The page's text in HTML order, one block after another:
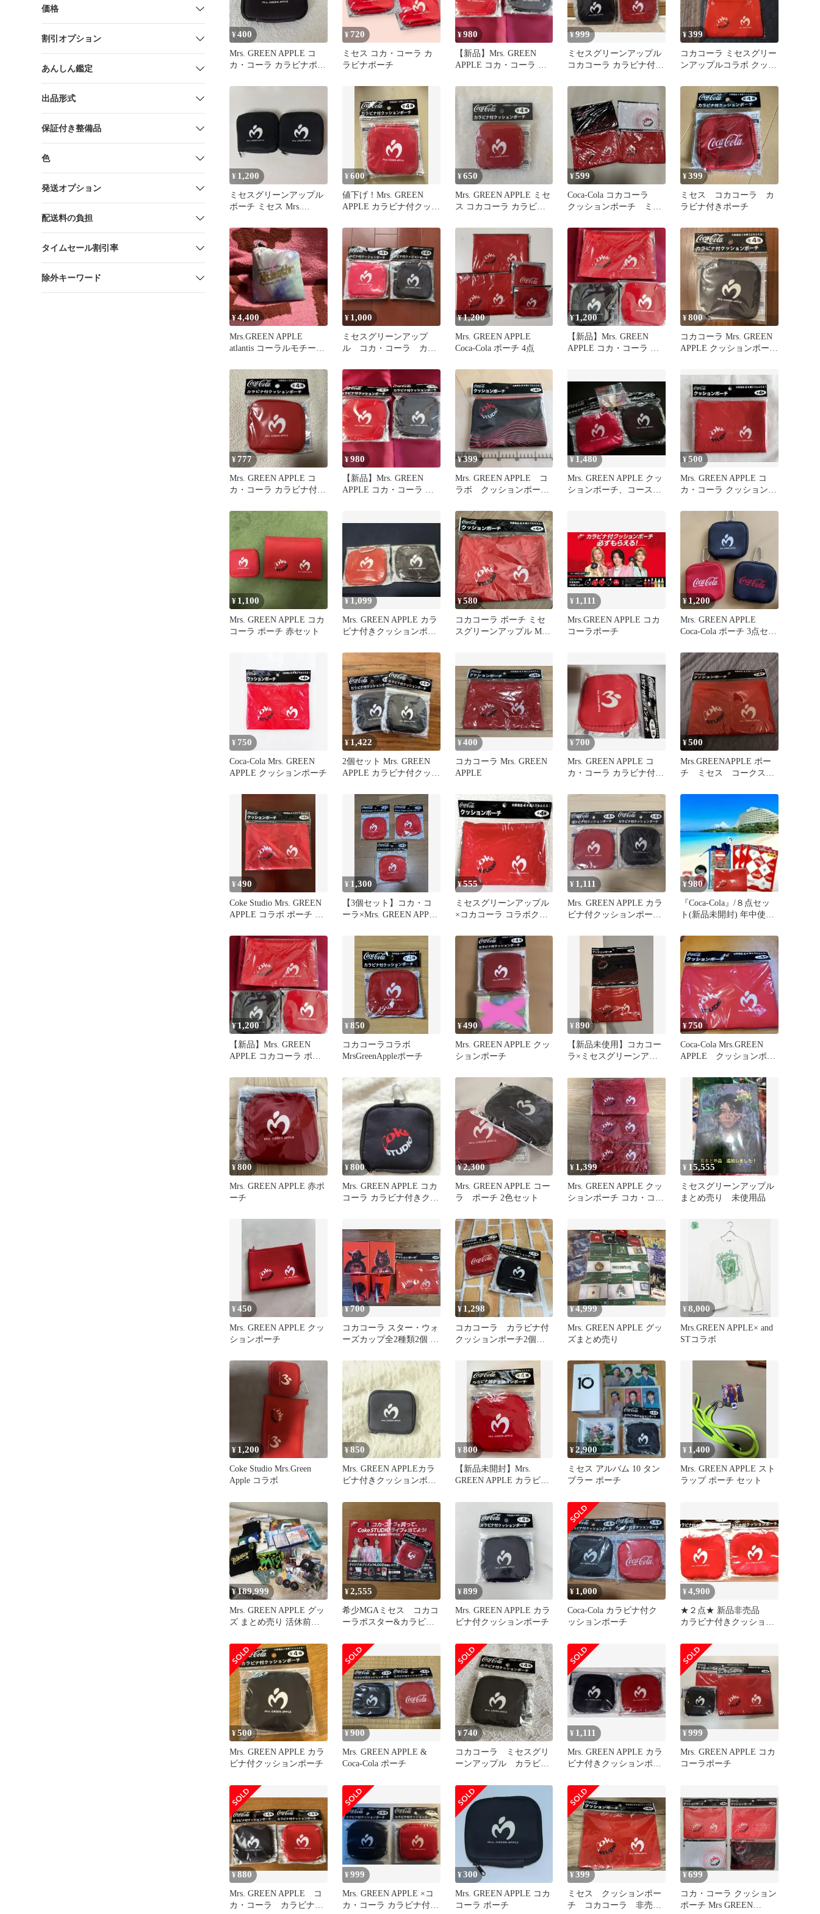
価格
割引オプション
あんしん鑑定
出品形式
保証付き整備品
色
発送オプション
配送料の負担
タイムセール割引率
除外キーワード
¥400
Mrs. GREEN APPLE コ
カ・コーラ カラビナポー
¥ 720
ミセス コカ・コーラ カ
ラビナポーチ
¥980
【新品】Mrs. GREEN
APPLE コカ・コーラ カ
¥999
ミセスグリーンアップル
コカコーラ カラビナ付き
¥399
コカコーラ ミセスグリー
ンアップルコラボ クッシ
品 新品
¥ 1,200
ミセスグリーンアップル
ポーチ ミセス Mrs.
¥600
値下げ！Mrs. GREEN
APPLE カラビナ付クッシ
¥650
Mrs. GREEN APPLE ミセ
ス コカコーラ カラビナ
¥599
Coca-Cola コカコーラ
クッションポーチ ミセ
¥399
ミセス コカコーラ カ
ラビナ付きポーチ
¥4,400
Mrs.GREEN APPLE
atlantis コーラルモチーフ
¥ 1,000
ミセスグリーンアップ
ル コカ・コーラ カラ
¥1,200
Mrs. GREEN APPLE
Coca-Cola ポーチ 4点
¥1,200
【新品】Mrs. GREEN
APPLE コカ・コーラ ポ
¥800
コカコーラ Mrs. GREEN
APPLE クッションポー
¥777
Mrs. GREEN APPLE コ
カ・コーラ カラビナ付ク
¥980
【新品】Mrs. GREEN
APPLE コカ・コーラ ク
¥399
Mrs. GREEN APPLE コ
ラボ クッションポー
¥ 1,480
Mrs. GREEN APPLE クッ
ションポーチ、コースタ
¥500
Mrs. GREEN APPLE コ
カ・コーラ クッションポ
¥ 1,100
Mrs. GREEN APPLE コカ
コーラ ポーチ 赤セット
¥ 1,099
Mrs. GREEN APPLE カラ
ビナ付きクッションポー
¥580
コカコーラ ポーチ ミセ
スグリーンアップル Mrs.
¥ 1,111
Mrs.GREEN APPLE コカ
コーラポーチ
¥1,200
Mrs. GREEN APPLE
Coca-Cola ポーチ 3点セッ
¥ 750
Coca-Cola Mrs. GREEN
APPLE クッションポーチ
¥ 1,422
2個セット Mrs. GREEN
APPLE カラビナ付クッシ
¥400
コカコーラ Mrs. GREEN
APPLE
¥ 700
Mrs. GREEN APPLE コ
カ・コーラ カラビナ付ク
¥500
Mrs.GREENAPPLE ポー
チ ミセス コークスタ
¥490
Coke Studio Mrs. GREEN
APPLE コラボ ポーチ 赤
¥ 1,300
​【3個セット】コカ・コ
ーラ×Mrs. GREEN APPLE
¥555
ミセスグリーンアップル
×コカコーラ コラボクッ
¥ 1,111
Mrs. GREEN APPLE カラ
ビナ付クッションポー
¥980
『Coca-Cola』/８点セッ
ト(新品未開封) 年中使用
¥1,200
【新品】Mrs. GREEN
APPLE コカコーラ ポー
¥850
コカコーラコラボ
MrsGreenAppleポーチ
¥490
Mrs. GREEN APPLE クッ
ションポーチ
¥890
【新品未使用】コカコー
ラ×ミセスグリーンアッ
点セット
¥750
Coca-Cola Mrs.GREEN
APPLE クッションポー
¥800
Mrs. GREEN APPLE 赤ポ
ーチ
¥800
Mrs. GREEN APPLE コカ
コーラ カラビナ付きクッ
¥2,300
Mrs. GREEN APPLE コー
ラ ポーチ 2色セット
¥ 1,399
Mrs. GREEN APPLE クッ
ションポーチ コカ・コー
¥ 15,555
ミセスグリーンアップル
まとめ売り 未使用品
¥450
Mrs. GREEN APPLE クッ
ションポーチ
¥700
コカコーラ スター・ウォ
ーズカップ全2種類2個 ＆
¥ 1,298
コカコーラ カラビナ付
クッションポーチ2個セ
ップル 赤 黒
¥4,999
Mrs. GREEN APPLE グッ
ズまとめ売り
¥8,000
Mrs.GREEN APPLE× and
STコラボ
¥ 1,200
Coke Studio Mrs.Green
Apple コラボ
¥850
Mrs. GREEN APPLEカラ
ビナ付きクッションポー
¥800
【新品未開封】Mrs.
GREEN APPLE カラビナ
¥2,900
ミセス アルバム 10 タン
ブラー ポーチ
¥ 1,400
Mrs. GREEN APPLE スト
ラップ ポーチ セット
¥189,999
Mrs. GREEN APPLE グッ
ズ まとめ売り 活休前多
¥2,555
希少MGAミセス コカコ
ーラポスター&カラビナ
¥899
Mrs. GREEN APPLE カラ
ビナ付クッションポーチ
¥ 1,000
Coca-Cola カラビナ付ク
ッションポーチ
¥4,900
★２点★ 新品非売品
カラビナ付きクッション
¥500
Mrs. GREEN APPLE カラ
ビナ付クッションポーチ
¥900
Mrs. GREEN APPLE &
Coca-Cola ポーチ
¥740
コカコーラ ミセスグリ
ーンアップル カラビナ
¥ 1,111
Mrs. GREEN APPLE カラ
ビナ付きクッションポー
¥999
Mrs. GREEN APPLE コカ
コーラポーチ
¥880
Mrs. GREEN APPLE コ
カ・コーラ カラビナ付
¥999
Mrs. GREEN APPLE ×コ
カ・コーラ カラビナ付き
¥300
Mrs. GREEN APPLE コカ
コーラ ポーチ
¥399
ミセス クッションポー
チ コカコーラ 非売
¥699
コカ・コーラ クッション
ポーチ Mrs GREEN